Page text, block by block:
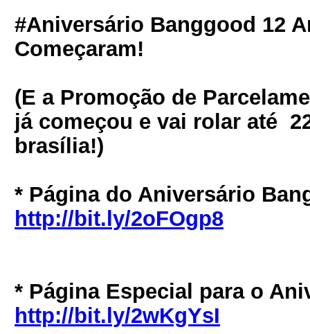
#Aniversário Banggood 12
Começaram!
(E a Promoção de
já começou e vai rolar até
brasília!)
* Página do Aniversário
http://bit.ly/2oFOgp8
* Página Especial para o
http://bit.ly/2wKgYsI